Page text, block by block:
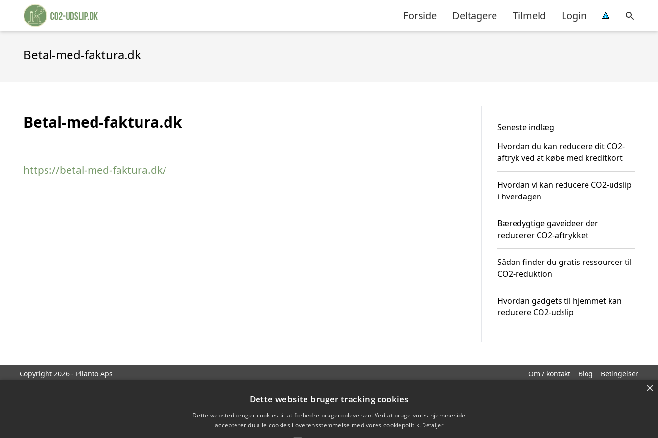
Forside Deltagere Tilmeld Login
Betal-med-faktura.dk
Betal-med-faktura.dk
https://betal-med-faktura.dk/
Seneste indlæg
Hvordan du kan reducere dit CO2-
aftryk ved at købe med kreditkort
Hvordan vi kan reducere CO2-udslip
i hverdagen
Bæredygtige gaveideer der
reducerer CO2-aftrykket
Sådan finder du gratis ressourcer til
CO2-reduktion
Hvordan gadgets til hjemmet kan
reducere CO2-udslip
Copyright 2026 - Pilanto Aps Om / kontakt Blog Betingelser
×
Dette website bruger tracking cookies
Dette websted bruger cookies til at forbedre brugeroplevelsen. Ved at bruge vores hjemmeside
accepterer du alle cookies i overensstemmelse med vores cookiepolitik. Detaljer